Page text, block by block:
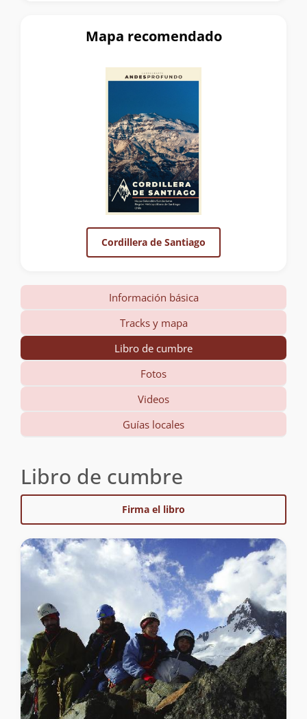
Mapa recomendado
Cordillera de Santiago
Información básica
Tracks y mapa
Libro de cumbre
Fotos
Videos
Guías locales
Libro de cumbre
Firma el libro